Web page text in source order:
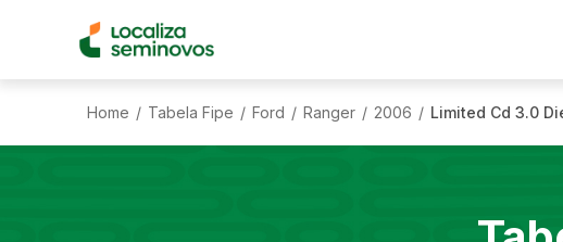
Home / Tabela Fipe / Ford / Ranger / 2006 / Limited Cd 3.0